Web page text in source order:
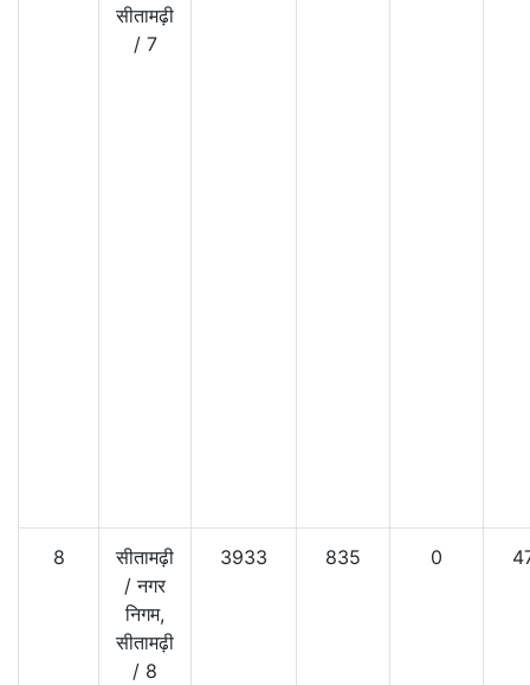
सीतामढ़ी
/ 7
8
सीतामढ़ी
/नगर
निगम,
सीतामढ़ी
/ 8
3933 835 0